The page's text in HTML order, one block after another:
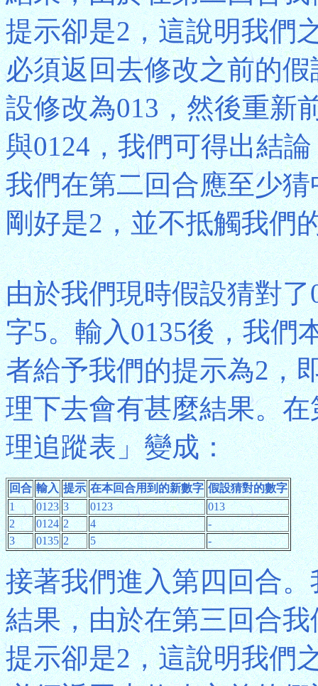
提示卻是2，這說明我們
必須返回去修改之前的
設修改為013，然後重新
與0124，我們可得出結
我們在第二回合應至少
剛好是2，並不抵觸我們
由於我們現時假設猜對
字5。輸入0135後，我們
者給予我們的提示為2，
理下去會有甚麼結果。
理追蹤表」變成：
回合 輸入 提示 在本回合用到的新數字 假設猜對的數字
1
0123 3 0123
013
2
0124 2 4
-
3
0135 2 5 -
接著我們進入第四回合
結果，由於在第三回合
提示卻是2，這說明我們